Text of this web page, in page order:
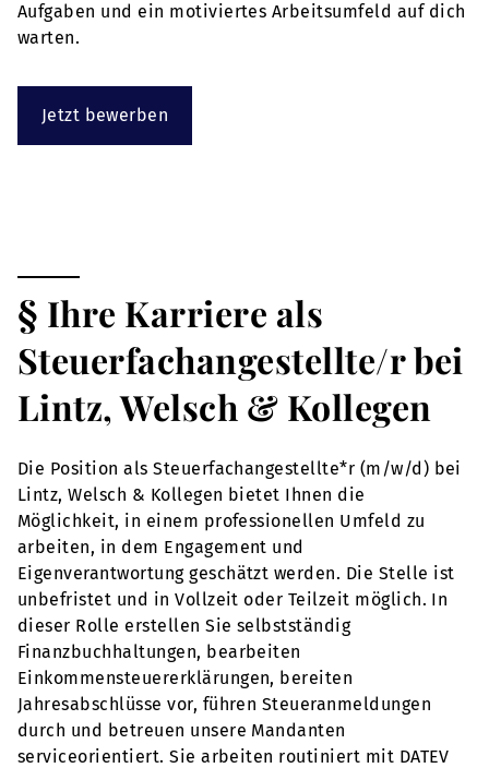
Aufgaben und ein motiviertes Arbeitsumfeld auf dich
warten.
Jetzt bewerben
§ Ihre Karriere als
Steuerfachangestellte/r bei
Lintz, Welsch & Kollegen
Die Position als Steuerfachangestellte*r (m/w/d) bei
Lintz, Welsch & Kollegen bietet Ihnen die
Möglichkeit, in einem professionellen Umfeld zu
arbeiten, in dem Engagement und
Eigenverantwortung geschätzt werden. Die Stelle ist
unbefristet und in Vollzeit oder Teilzeit möglich. In
dieser Rolle erstellen Sie selbstständig
Finanzbuchhaltungen, bearbeiten
Einkommensteuererklärungen, bereiten
Jahresabschlüsse vor, führen Steueranmeldungen
durch und betreuen unsere Mandanten
serviceorientiert. Sie arbeiten routiniert mit DATEV